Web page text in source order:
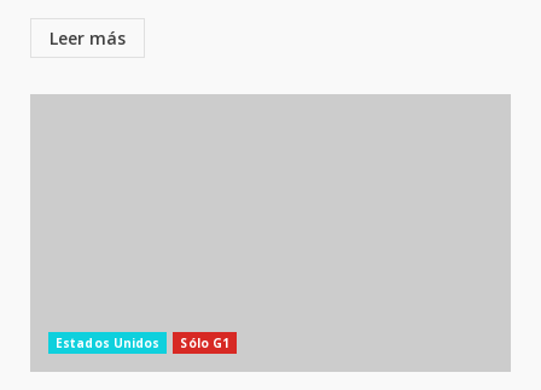
Leer más
Estados Unidos Sólo G1